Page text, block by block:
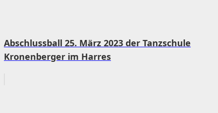
Abschlussball 25. März 2023 der Tanzschule
Kronenberger im Harres